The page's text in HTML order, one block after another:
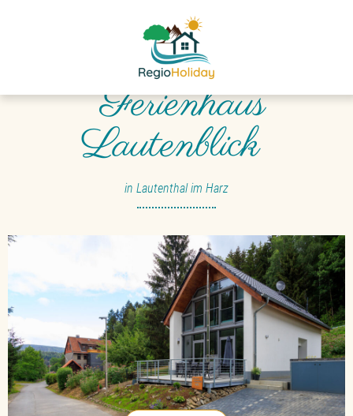
Herzlich willkommen im
Ferienhaus
Lautenblick
in Lautenthal im Harz